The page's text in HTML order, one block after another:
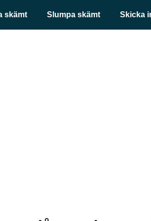
skämt Slumpa skämt Skicka